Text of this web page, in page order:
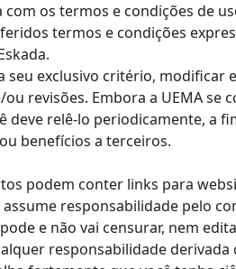
os termos e condições de
termos e condições
a seu exclusivo critério,
revisões. Embora a UEMA
deve relê-lo periodicamente, a
benefícios a terceiros.
podem conter links para
responsabilidade pelo
e não vai censurar, nem
responsabilidade